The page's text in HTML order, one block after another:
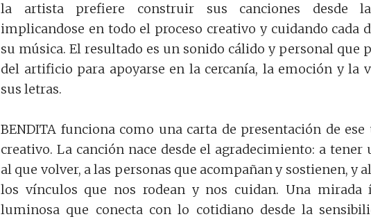
la artista prefiere construir sus canciones desde
implicandose en todo el proceso creativo y cuidando cada
su música. El resultado es un sonido cálido y personal que
del artificio para apoyarse en la cercanía, la emoción y la
sus letras.
BENDITA funciona como una carta de presentación de ese
creativo. La canción nace desde el agradecimiento: a tener
al que volver, a las personas que acompañan y sostienen, y
los vínculos que nos rodean y nos cuidan. Una mirada
luminosa que conecta con lo cotidiano desde la